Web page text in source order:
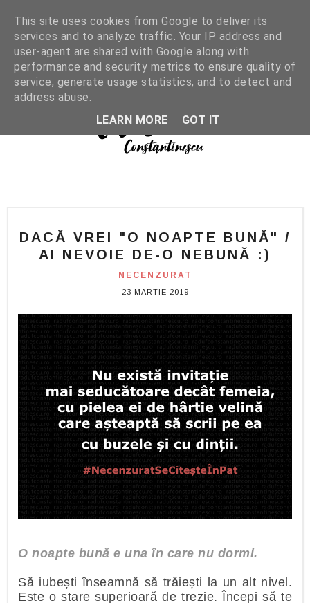
DACĂ VREI "O NOAPTE BUNĂ" /
AI NEVOIE DE-O NEBUNĂ :)
NECENZURAT
23 MARTIE 2019
O noapte bună e una în care nu dormi.
Să iubești înseamnă să trăiești la un alt nivel.
Este o stare superioară de trezie. Începi să te
This site uses cookies from Google to deliver its
services and to analyze traffic. Your IP address and
user-agent are shared with Google along with
performance and security metrics to ensure quality of
service, generate usage statistics, and to detect and
address abuse.
LEARN MORE
GOT IT